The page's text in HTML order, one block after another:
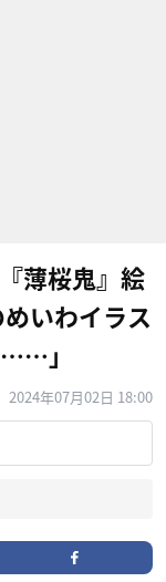
薄桜鬼』絵
いわイラス
……」
2024年07月02日 18:00